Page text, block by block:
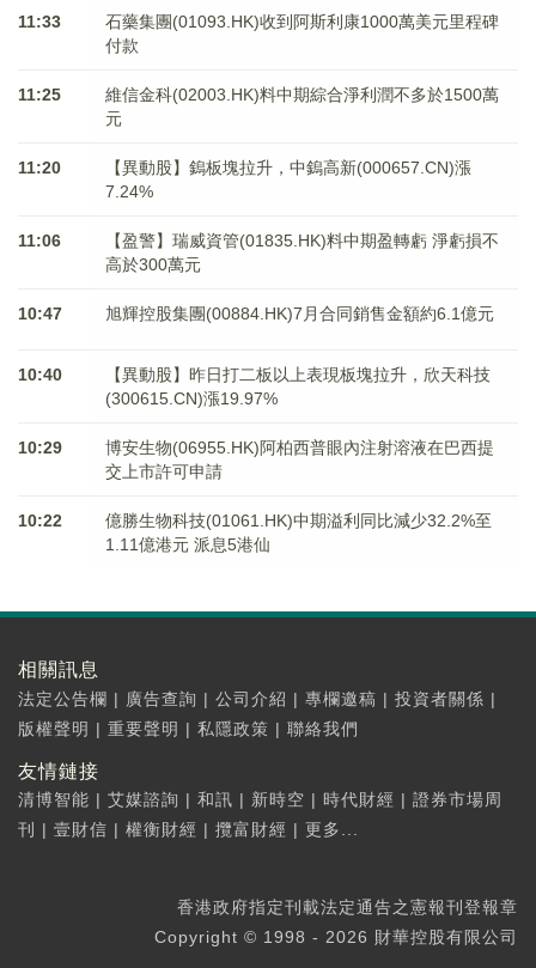
11:33
石藥集團(01093.HK)收到阿斯利康1000萬美元里程碑
付款
11:25
維信金科(02003.HK)料中期綜合淨利潤不多於1500萬
元
11:20
【異動股】鎢板塊拉升，中鎢高新(000657.CN)漲
7.24%
11:06
【盈警】瑞威資管(01835.HK)料中期盈轉虧 淨虧損不
高於300萬元
10:47 旭輝控股集團(00884.HK)7月合同銷售金額約6.1億元
10:40
【異動股】昨日打二板以上表現板塊拉升，欣天科技
(300615.CN)漲19.97%
10:29
博安生物(06955.HK)阿柏西普眼內注射溶液在巴西提
交上市許可申請
10:22
億勝生物科技(01061.HK)中期溢利同比減少32.2%至
1.11億港元 派息5港仙
相關訊息
法定公告欄 | 廣告查詢 | 公司介紹 | 專欄邀稿 | 投資者關係 |
版權聲明 | 重要聲明 | 私隱政策 | 聯絡我們
友情鏈接
清博智能 | 艾媒諮詢 | 和訊 | 新時空 | 時代財經 | 證券市場周
刊
| 壹財信 | 權衡財經 | 攬富財經 | 更多...
香港政府指定刊載法定通告之憲報刊登報章
Copyright © 1998 - 2026 財華控股有限公司